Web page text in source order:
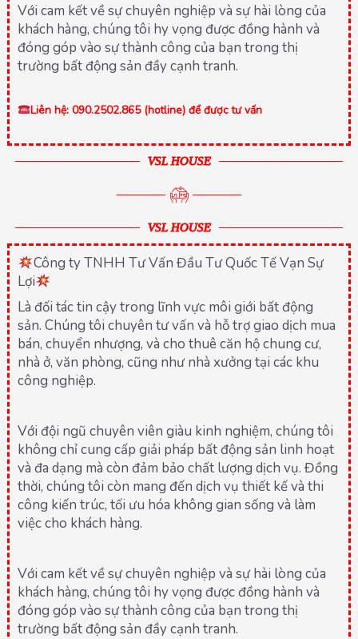
Với cam kết về sự chuyên nghiệp và sự hài lòng của
khách hàng, chúng tôi hy vọng được đồng hành và
đóng góp vào sự thành công của bạn trong thị
trường bất động sản đầy cạnh tranh.
Liên hệ: 090.2502.865 (hotline) để được tư vấn
VSL HOUSE
VSL HOUSE
Công ty TNHH Tư Vấn Đầu Tư Quốc Tế Vạn Sự
Lợi
Là đối tác tin cậy trong lĩnh vực môi giới bất động
sản. Chúng tôi chuyên tư vấn và hỗ trợ giao dịch mua
bán, chuyển nhượng, và cho thuê căn hộ chung cư,
nhà ở, văn phòng, cũng như nhà xưởng tại các khu
công nghiệp.
Với đội ngũ chuyên viên giàu kinh nghiệm, chúng tôi
không chỉ cung cấp giải pháp bất động sản linh hoạt
và đa dạng mà còn đảm bảo chất lượng dịch vụ. Đồng
thời, chúng tôi còn mang đến dịch vụ thiết kế và thi
công kiến trúc, tối ưu hóa không gian sống và làm
việc cho khách hàng.
Với cam kết về sự chuyên nghiệp và sự hài lòng của
khách hàng, chúng tôi hy vọng được đồng hành và
đóng góp vào sự thành công của bạn trong thị
trường bất động sản đầy cạnh tranh.